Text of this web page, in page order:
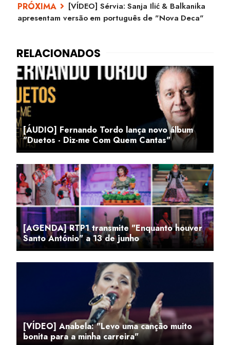
[VÍDEO] Sérvia: Sanja Ilić & Balkanika
apresentam versão em português de "Nova Deca"
[ÁUDIO] Fernando Tordo lança novo álbum
"Duetos - Diz-me Com Quem Cantas"
[AGENDA] RTP1 transmite "Enquanto houver
Santo António" a 13 de junho
[VÍDEO] Anabela: "Levo uma canção muito
bonita para a minha carreira"